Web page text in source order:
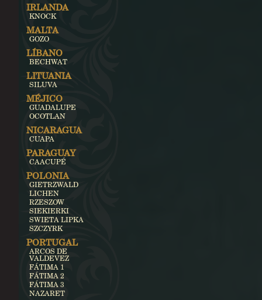
IRLANDA
KNOCK
MALTA
GOZO
LÍBANO
BECHWAT
LITUANIA
SILUVA
MÉJICO
GUADALUPE
OCOTLAN
NICARAGUA
CUAPA
PARAGUAY
CAACUPÉ
POLONIA
GIETRZWALD
LICHEN
RZESZOW
SIEKIERKI
SWIETA LIPKA
SZCZYRK
PORTUGAL
ARCOS DE
VALDEVEZ
FÁTIMA 1
FÁTIMA 2
FÁTIMA 3
NAZARET